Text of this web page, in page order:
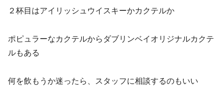
２杯目はアイリッシュウイスキーかカクテルか
ポピュラーなカクテルからダブリンベイオリジナルカクテ
ルもある
何を飲もうか迷ったら、スタッフに相談するのもいい